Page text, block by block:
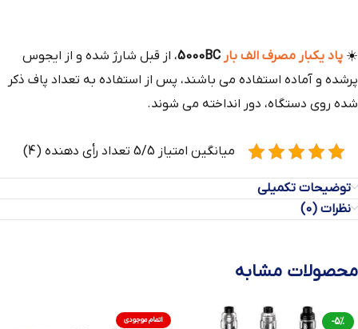
☀️ پاد یکبار مصرف الف بار
، از قبل شارژ شده و از ایجوس
پرشده و آماده استفاده می باشند، پس از استفاده به تعداد پاف ذکر
شده روی دستگاه، دور انداخته می شوند.
میانگین امتیاز 5/5 تعداد رأی دهنده (4)
توضیحات تکمیلی
نظرات (0)
محصولات مشابه
-5% اتمام موجودی